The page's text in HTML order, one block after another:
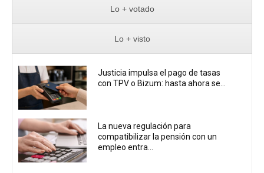
Lo + votado
Lo + visto
Justicia impulsa el pago de tasas
con TPV o Bizum: hasta ahora se...
La nueva regulación para
compatibilizar la pensión con un
empleo entra...